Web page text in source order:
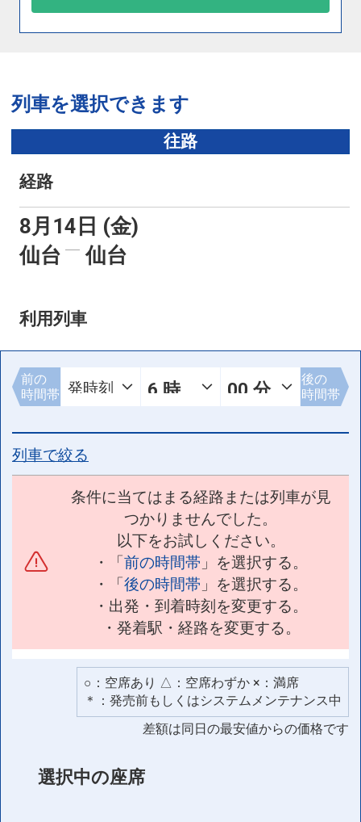
列車を選択できます
往路
経路
8月14日 (金)
仙台
仙台
利用列車
前の
時間帯
後の
時間帯
列車で絞る
条件に当てはまる経路または列車が見
つかりませんでした。
以下をお試しください。
・「前の時間帯 」を選択する。
・「後の時間帯 」を選択する。
・出発・到着時刻を変更する。
・発着駅・経路を変更する。
○：空席あり △：空席わずか ×：満席
＊：発売前もしくはシステムメンテナンス中
差額は同日の最安値からの価格です
選択中の座席